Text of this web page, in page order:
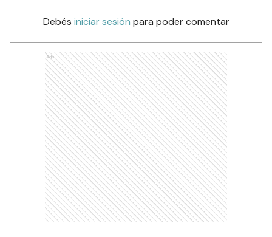
Debés iniciar sesión para poder comentar
Ads